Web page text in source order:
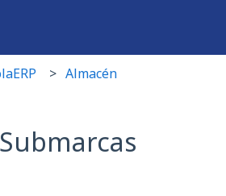
Almacén
Submarcas